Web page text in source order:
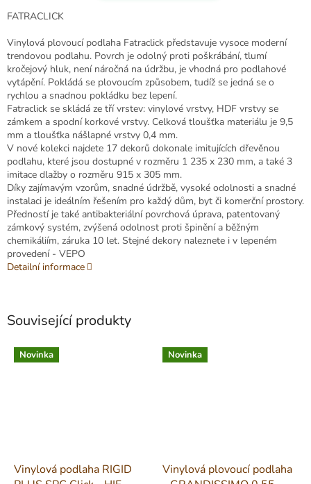
FATRACLICK
Vinylová plovoucí podlaha Fatraclick představuje vysoce moderní
trendovou podlahu. Povrch je odolný proti poškrábání, tlumí
kročejový hluk, není náročná na údržbu, je vhodná pro podlahové
vytápění. Pokládá se plovoucím způsobem, tudíž se jedná se o
rychlou a snadnou pokládku bez lepení.
Fatraclick se skládá ze tří vrstev: vinylové vrstvy, HDF vrstvy se
zámkem a spodní korkové vrstvy. Celková tloušťka materiálu je 9,5
mm a tloušťka nášlapné vrstvy 0,4 mm.
V nové kolekci najdete 17 dekorů dokonale imitujících dřevěnou
podlahu, které jsou dostupné v rozměru 1 235 x 230 mm, a také 3
imitace dlažby o rozměru 915 x 305 mm.
Díky zajímavým vzorům, snadné údržbě, vysoké odolnosti a snadné
instalaci je ideálním řešením pro každý dům, byt či komerční prostory.
Předností je také antibakteriální povrchová úprava, patentovaný
zámkový systém, zvýšená odolnost proti špinění a běžným
chemikáliím, záruka 10 let. Stejné dekory naleznete i v lepeném
provedení - VEPO
Detailní informace
Související produkty
Novinka
Vinylová podlaha RIGID
Novinka
Vinylová plovoucí podlaha